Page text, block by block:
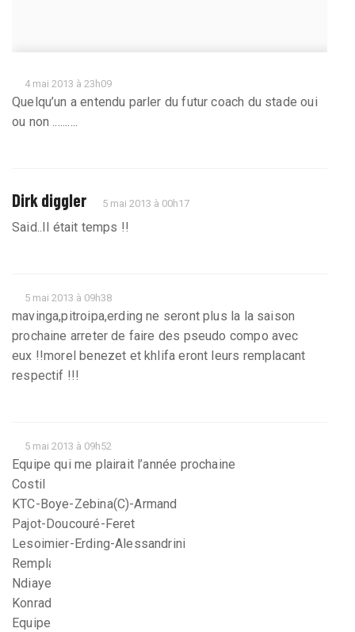
4 mai 2013 à 23h09
Quelqu’un a entendu parler du futur coach du stade oui
ou non ..........
Dirk diggler 5 mai 2013 à 00h17
Said..Il était temps !!
5 mai 2013 à 09h38
mavinga,pitroipa,erding ne seront plus la la saison
prochaine arreter de faire des pseudo compo avec
eux !!morel benezet et khlifa eront leurs remplacant
respectif !!!
5 mai 2013 à 09h52
Equipe qui me plairait l’année prochaine
Costil
KTC-Boye-Zebina(C)-Armand
Pajot-Doucouré-Feret
Lesoimier-Erding-Alessandrini
Remplaçants :
Ndiaye-Lemonnier-Uzoeny-Héry-Ngando-Danzé-
Konradsen-Said
Equipe à bas coup car Armand vaut pas plus de